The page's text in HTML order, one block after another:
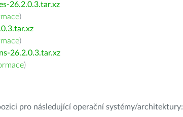
26.2.0.3.tar.xz
)
)
26.2.0.3.tar.xz
)
pro následující operační systémy/architektury: